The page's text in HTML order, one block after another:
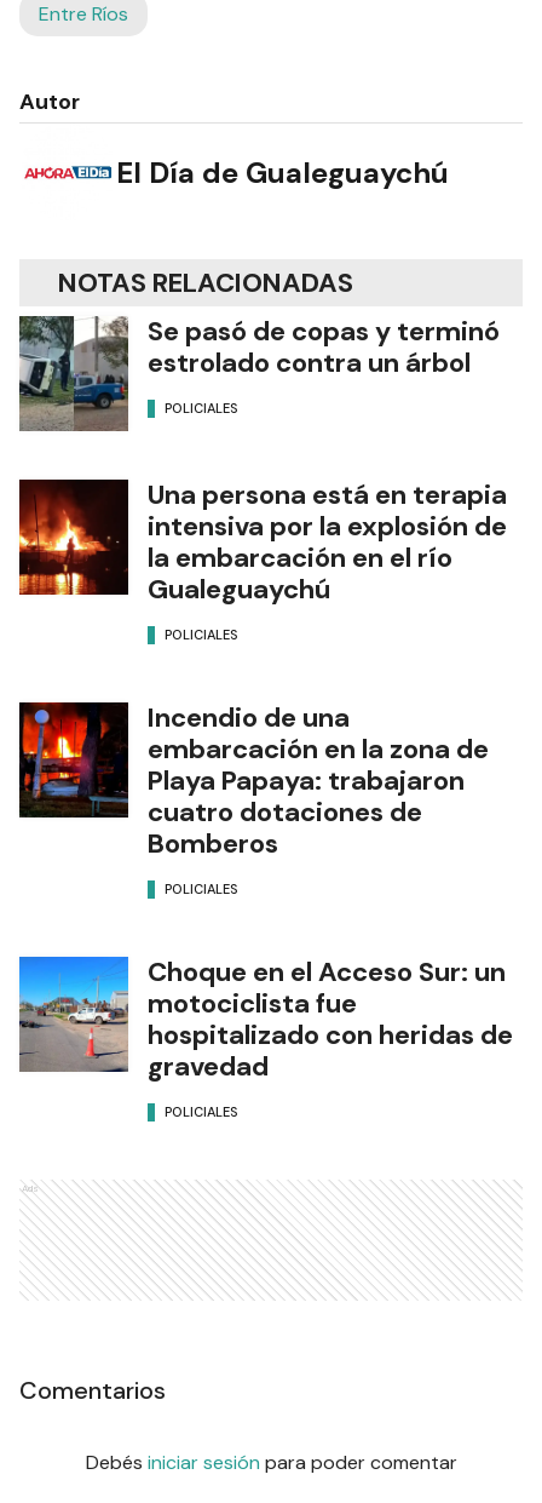
Entre Ríos
Autor
El Día de Gualeguaychú
NOTAS RELACIONADAS
Se pasó de copas y terminó
estrolado contra un árbol
POLICIALES
Una persona está en terapia
intensiva por la explosión de
la embarcación en el río
Gualeguaychú
POLICIALES
Incendio de una
embarcación en la zona de
Playa Papaya: trabajaron
cuatro dotaciones de
Bomberos
POLICIALES
Choque en el Acceso Sur: un
motociclista fue
hospitalizado con heridas de
gravedad
POLICIALES
Ads
Comentarios
Debés iniciar sesión para poder comentar